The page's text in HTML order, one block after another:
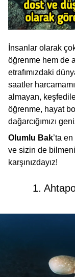
İnsanlar olarak
öğrenme hem de
etrafımızdaki
saatler
almayan,
öğrenme, hayat
dağarcığımızı
Olumlu Bak’ta
ve sizin de
karşınızdayız!
1.